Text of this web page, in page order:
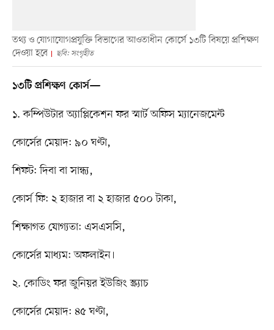
তথ্য ও যোগাযোগপ্রযুক্তি বিভাগের আওতাধীন কোর্সে ১৩টি বিষয়ে প্রশিক্ষণ
দেওয়া হবে
ছবি: সংগৃহীত
১৩টি প্রশিক্ষণ কোর্স—
১. কম্পিউটার অ্যাপ্লিকেশন ফর স্মার্ট অফিস ম্যানেজমেন্ট
কোর্সের মেয়াদ: ৯০ ঘণ্টা,
শিফট: দিবা বা সান্ধ্য,
কোর্স ফি: ২ হাজার বা ২ হাজার ৫০০ টাকা,
শিক্ষাগত যোগ্যতা: এসএসসি,
কোর্সের মাধ্যম: অফলাইন।
২. কোডিং ফর জুনিয়র ইউজিং স্ক্র্যাচ
কোর্সের মেয়াদ: ৪৫ ঘণ্টা,